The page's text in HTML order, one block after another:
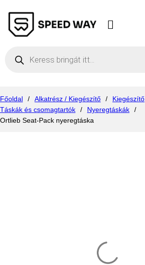
Főoldal / Alkatrész / Kiegészítő / Kiegészítő
Táskák és csomagtartók
/ Nyeregtáskák
/
Ortlieb Seat-Pack nyeregtáska